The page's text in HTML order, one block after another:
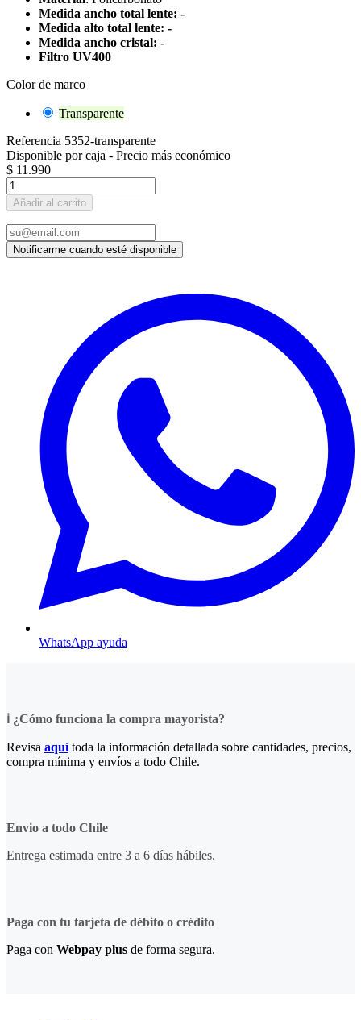
Medida ancho total lente: -
Medida alto total lente: -
Medida ancho cristal: -
Filtro UV400
Color de marco
Transparente
Referencia 5352-transparente
Disponible por caja - Precio más económico
$ 11.990
Añadir al carrito
WhatsApp ayuda
ℹ️ ¿Cómo funciona la compra mayorista?
Revisa aquítoda la información detallada sobre cantidades, precios,
compra mínima y envíos a todo Chile.
Envio a todo Chile
Entrega estimada entre 3 a 6 días hábiles.
Paga con tu tarjeta de débito o crédito
Paga con Webpay plus de forma segura.